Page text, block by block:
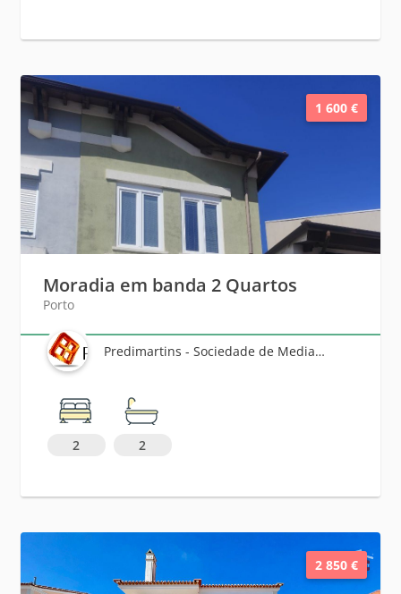
1 600 €
Moradia em banda 2 Quartos
Porto
Predimartins - Sociedade de Mediação Imobiliária, Lda
2 2
2 850 €